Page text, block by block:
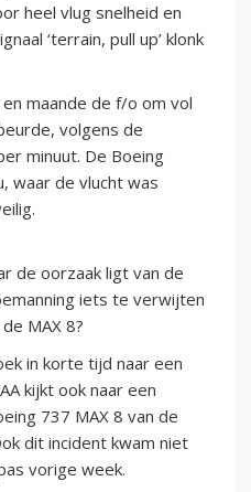
heel vlug snelheid en
‘terrain, pull up’ klonk
maande de f/o om vol
volgens de
minuut. De Boeing
waar de vlucht was
de oorzaak ligt van de
iets te verwijten
MAX 8?
in korte tijd naar een
kijkt ook naar een
737 MAX 8 van de
dit incident kwam niet
vorige week.